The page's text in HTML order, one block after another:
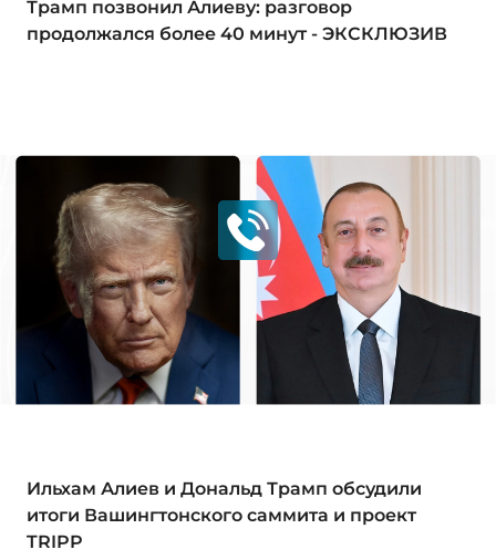
Трамп позвонил Алиеву: разговор
продолжался более 40 минут - ЭКСКЛЮЗИВ
Ильхам Алиев и Дональд Трамп обсудили
итоги Вашингтонского саммита и проект
TRIPP